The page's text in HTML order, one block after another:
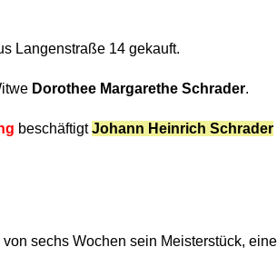
Langenstraße 14 gekauft.
Dorothee Margarethe Schrader.
beschäftigtJohann Heinrich Schrader
sechs Wochen sein Meisterstück,